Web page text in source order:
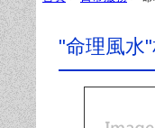
"命理風水